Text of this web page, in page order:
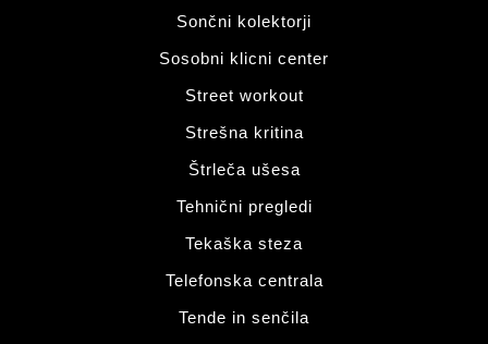
Sončni kolektorji
Sosobni klicni center
Street workout
Strešna kritina
Štrleča ušesa
Tehnični pregledi
Tekaška steza
Telefonska centrala
Tende in senčila